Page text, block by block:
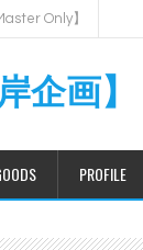
Only】
画】
PROFILE